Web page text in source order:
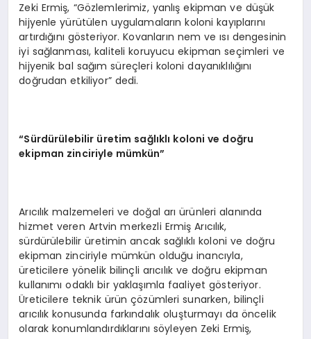
Zeki Ermiş, “Gözlemlerimiz, yanlış ekipman ve düşük
hijyenle yürütülen uygulamaların koloni kayıplarını
artırdığını gösteriyor. Kovanların nem ve ısı dengesinin
iyi sağlanması, kaliteli koruyucu ekipman seçimleri ve
hijyenik bal sağım süreçleri koloni dayanıklılığını
doğrudan etkiliyor” dedi.
“Sürdürülebilir üretim sağlıklı koloni ve doğru
ekipman zinciriyle mümkün”
Arıcılık malzemeleri ve doğal arı ürünleri alanında
hizmet veren Artvin merkezli Ermiş Arıcılık,
sürdürülebilir üretimin ancak sağlıklı koloni ve doğru
ekipman zinciriyle mümkün olduğu inancıyla,
üreticilere yönelik bilinçli arıcılık ve doğru ekipman
kullanımı odaklı bir yaklaşımla faaliyet gösteriyor.
Üreticilere teknik ürün çözümleri sunarken, bilinçli
arıcılık konusunda farkındalık oluşturmayı da öncelik
olarak konumlandırdıklarını söyleyen Zeki Ermiş,